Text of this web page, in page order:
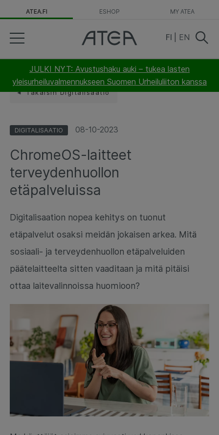
ATEA.FI ESHOP MY ATEA
JULKI NYT: Avustushaku auki – tukea lasten
yleisurheiluvalmennukseen Suomen Urheiluliiton kanssa
FI EN
Takaisin Digitalisaatio
DIGITALISAATIO 08-10-2023
ChromeOS-laitteet
terveydenhuollon
etäpalveluissa
Digitalisaation nopea kehitys on tuonut
etäpalvelut osaksi meidän jokaisen arkea. Mitä
sosiaali- ja terveydenhuollon etäpalveluiden
päätelaitteelta sitten vaaditaan ja mitä pitäisi
ottaa laitevalinnoissa huomioon?